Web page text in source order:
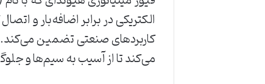
الکتریکی در برابر اضافه‌بار و
کاربردهای صنعتی تضمین
می‌کند تا از آسیب به سیم‌ها و